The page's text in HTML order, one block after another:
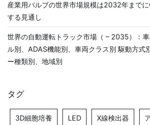
産業用バルブの世界市場規模は2032年まで
する見通し
世界の自動運転トラック市場（ – 2035）：
ル別、ADAS機能別、車両クラス別 駆動方式
ー種類別、地域別
タグ
3D細胞培養 LED X線検出器